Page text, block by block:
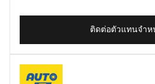
ติดต่อตัวแทนจำห